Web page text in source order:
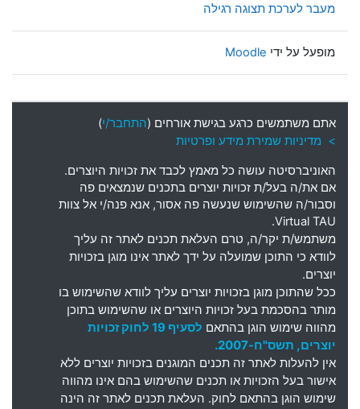
מעבר לערכת תצוגה רגילה
מופעל על ידי Moodle
אתם משתמשים כרגע בגישת אורחים (התחבר/י)
> מדיניות שמירת מידע ופרטיות
האוניברסיטה עושה כל מאמץ לכבד את זכויות היוצרים.
אם את/ה בעל/ת זכויות יוצרים בתכנים שנמצאים פה
וסבור/ה שהשימוש שנעשה פה אסור, אנא פנה/י אל צוות
Virtual TAU.
משתמש/ת יקר/ה, טרם העלאת תכנים לאתר זה עליך
לוודא כי התוכן שמועלה על ידך לאתר אינו מוגן בזכויות
יוצרים.
ככל שהתוכן מוגן בזכויות יוצרים עליך לוודא שהשימוש בו
מותר בהסכמת בעל זכויות היוצרים או שהשימוש בתוכן
מהווה שימוש הוגן בהתאם
לסעיף 19 לחוק זכויות
יוצרים, תשס"ח-2007.
אין להעלות לאתר זה תכנים המוגנים בזכויות יוצרים ללא
אישור בעל הזכויות או תכנים שהשימוש בהם אינו מהווה
שימוש הוגן בהתאם לחוק. העלאת תכנים לאתר זה הינה